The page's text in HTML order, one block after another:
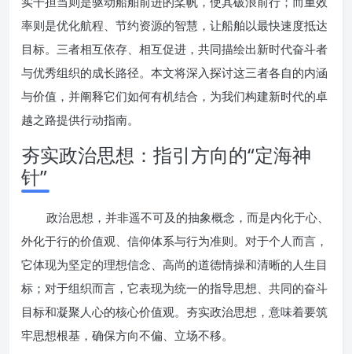
率则是优化航程、节约资源的智慧，让船舶以最快速度抵达
目标。三者相互依存、相互促进，共同描绘出新时代奋斗者
与优秀组织的成长路径。本文将深入探讨这三者各自的内涵
与价值，并阐释它们如何有机结合，为我们构建新时代的卓
越之路提供行动指南。
夯实政治思想：指引方向的“定海神
针”
政治思想，并非遥不可及的抽象概念，而是内化于心、
外化于行的价值观、信仰体系与行为准则。对于个人而言，
它体现为坚定的理想信念、高尚的道德情操和清晰的人生目
标；对于组织而言，它表现为统一的指导思想、共同的奋斗
目标和凝聚人心的核心价值观。夯实政治思想，意味着要筑
牢思想根基，确保方向不偏、立场不移。